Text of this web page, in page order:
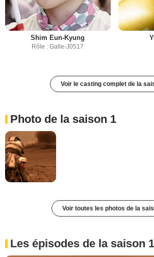
Shim Eun-Kyung
Rôle : Galle-J0517
Voir le casting complet de la
Photo de la saison 1
Voir toutes les photos de la
Les épisodes de la saison 1